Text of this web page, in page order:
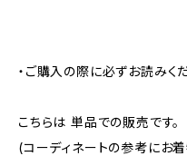
・ご購入の際に必ずお読みく
こちらは 単品での販売です。
(コーディネートの参考にお